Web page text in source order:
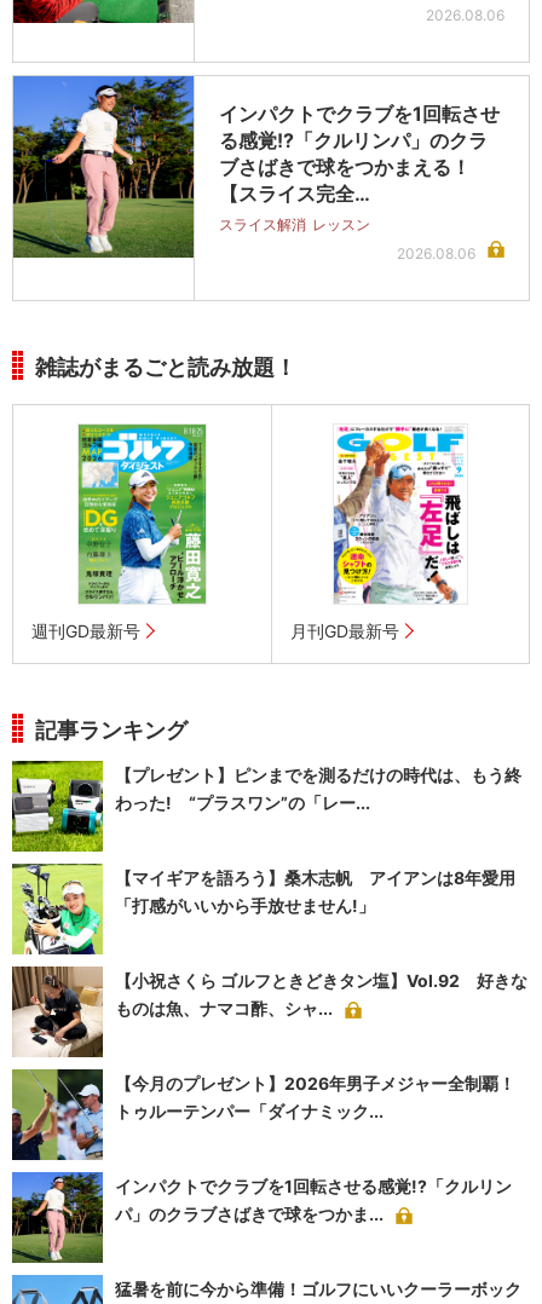
2026.08.06
インパクトでクラブを1回転させ
る感覚!?「クルリンパ」のクラ
ブさばきで球をつかまえる！
【スライス完全…
スライス解消 レッスン
2026.08.06
雑誌がまるごと読み放題！
週刊GD最新号 月刊GD最新号
記事ランキング
【プレゼント】ピンまでを測るだけの時代は、もう終
わった! “プラスワン”の「レー...
【マイギアを語ろう】桑木志帆 アイアンは8年愛用
「打感がいいから手放せません!」
【小祝さくら ゴルフときどきタン塩】Vol.92 好きな
ものは魚、ナマコ酢、シャ...
【今月のプレゼント】2026年男子メジャー全制覇！
トゥルーテンパー「ダイナミック...
インパクトでクラブを1回転させる感覚!?「クルリン
パ」のクラブさばきで球をつかま...
猛暑を前に今から準備！ゴルフにいいクーラーボック